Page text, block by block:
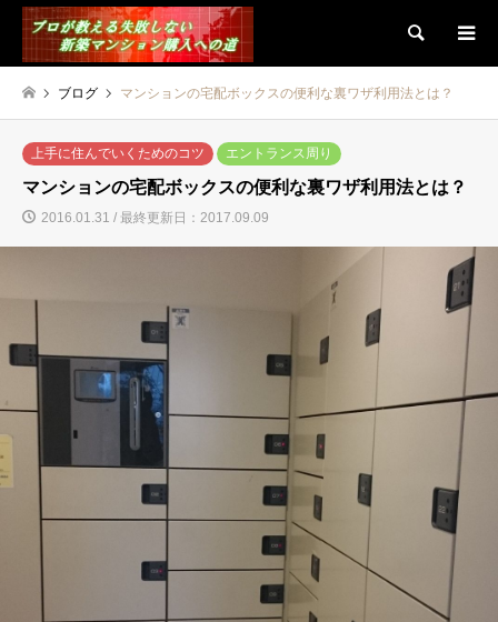
検索
ブログ マンションの宅配ボックスの便利な裏ワザ利用法とは？
上手に住んでいくためのコツ エントランス周り
マンションの宅配ボックスの便利な裏ワザ利用法とは？
2016.01.31 / 最終更新日：2017.09.09